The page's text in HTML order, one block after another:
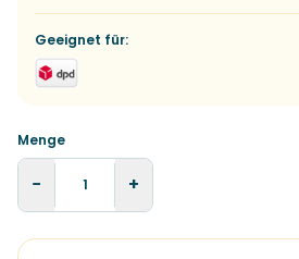
Geeignet für:
Menge
− +